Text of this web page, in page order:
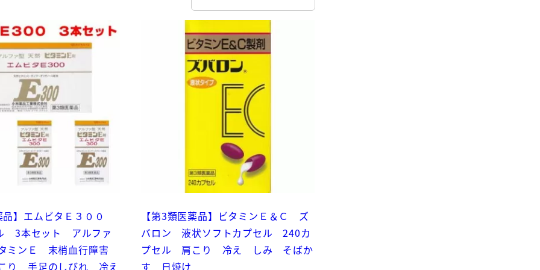
品】エムビタＥ３００
3本セット アルファ
ミンＥ 末梢血行障害
り 手足のしびれ 冷え
【第3類医薬品】ビタミンＥ＆Ｃ ズ
バロン 液状ソフトカプセル 240カ
プセル 肩こり 冷え しみ そばか
す 日焼け